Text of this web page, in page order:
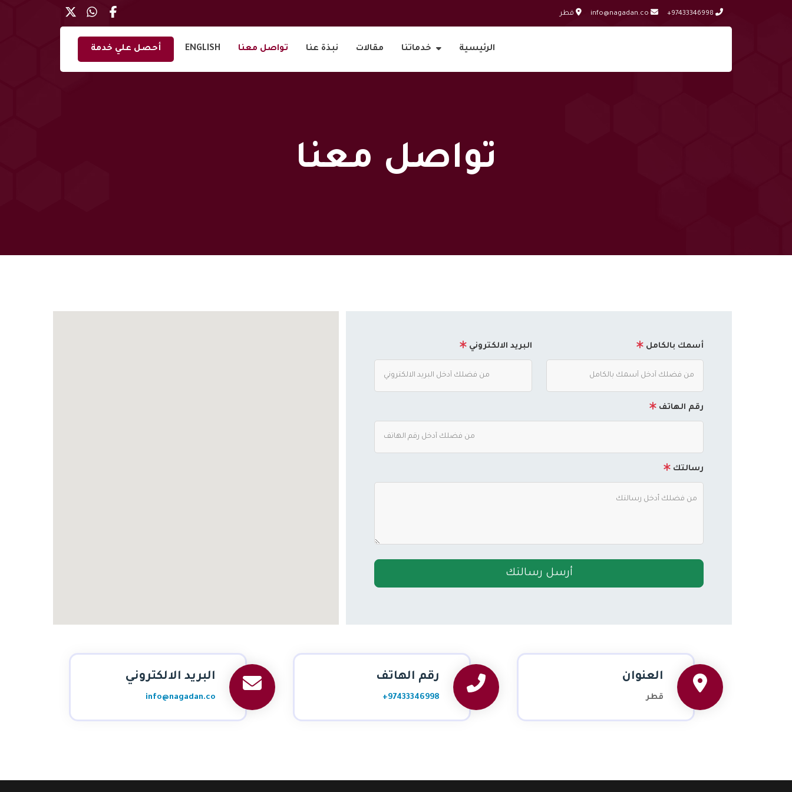
+97433346998 قطر
الرئيسية خدماتنا مقالات نبذة عنا تواصل معنا ENGLISH أحصل علي خدمة
تواصل معنا
أسمك بالكامل البريد الالكتروني
رقم الهاتف
رسالتك
أرسل رسالتك
العنوان
قطر
رقم الهاتف
+97433346998
البريد الالكتروني
info@nagadan.co